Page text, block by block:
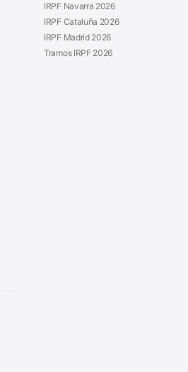
IRPF Navarra 2026
IRPF Cataluña 2026
IRPF Madrid 2026
Tramos IRPF 2026